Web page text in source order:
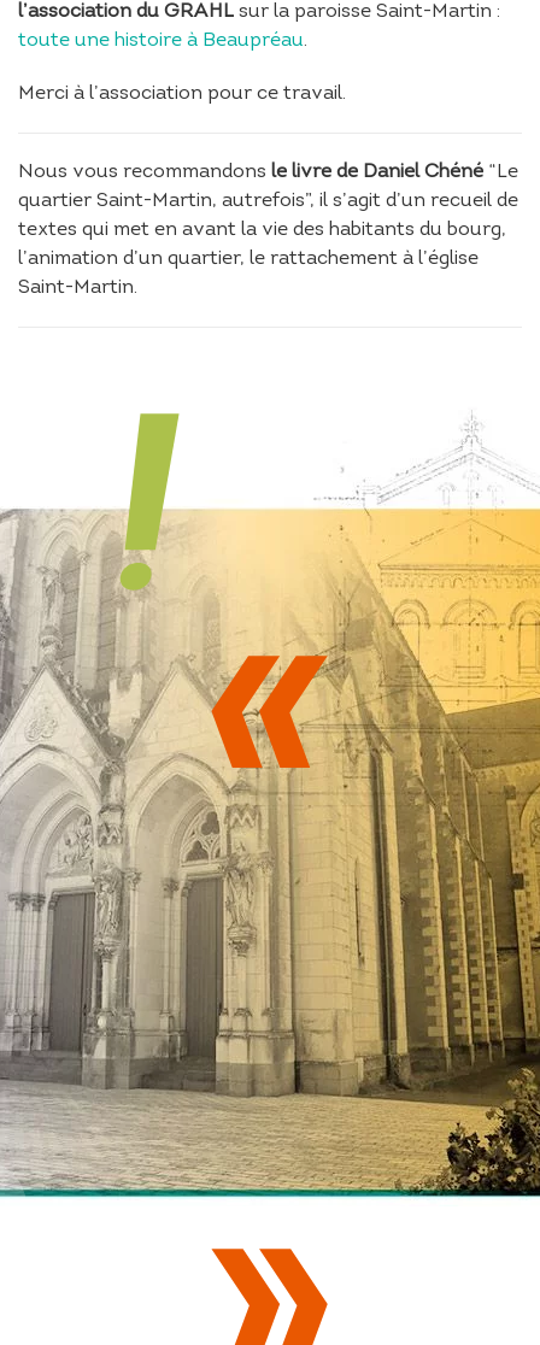
l’association du GRAHL sur la paroisse Saint-Martin :
toute une histoire à Beaupréau.
Merci à l’association pour ce travail.
Nous vous recommandons le livre de Daniel Chéné “Le
quartier Saint-Martin, autrefois”, il s’agit d’un recueil de
textes qui met en avant la vie des habitants du bourg,
l’animation d’un quartier, le rattachement à l’église
Saint-Martin.